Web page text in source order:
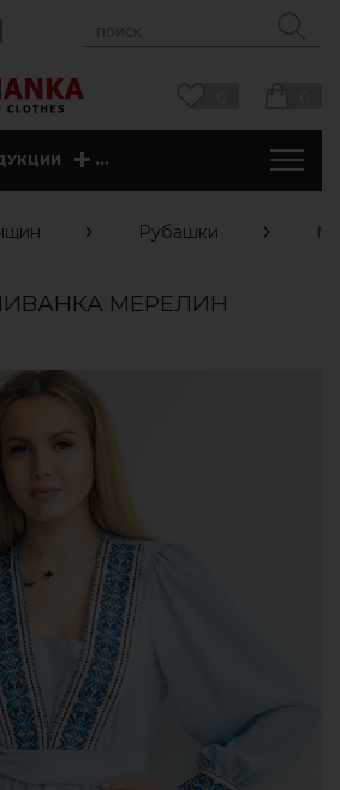
...
Рубашки
МЕРЕЛИН